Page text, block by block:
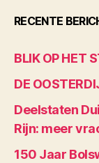
RECENTE
BLIK OP HET
DE
Deelstaten
Rijn: meer
150 Jaar